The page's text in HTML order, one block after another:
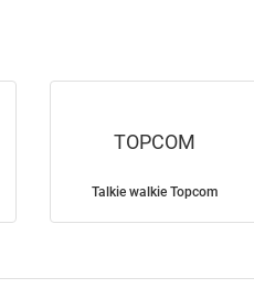
TOPCOM
Talkie walkie Topcom